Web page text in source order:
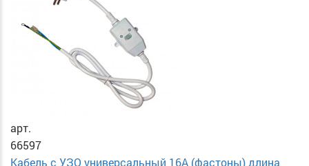
арт.
66597
Кабель с УЗО универсальный 16А (фастоны) длина